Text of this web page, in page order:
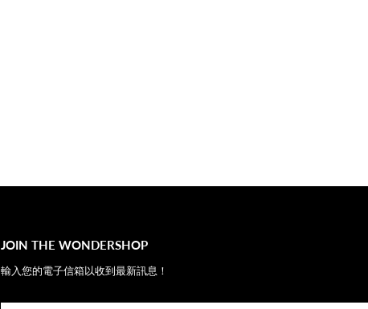
JOIN THE WONDERSHOP
輸入您的電子信箱以收到最新訊息！